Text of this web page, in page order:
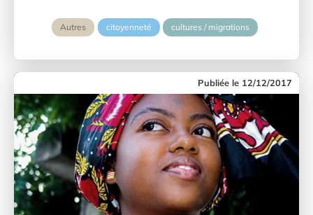
Autres citoyenneté cultures / migrations
12/12/2017